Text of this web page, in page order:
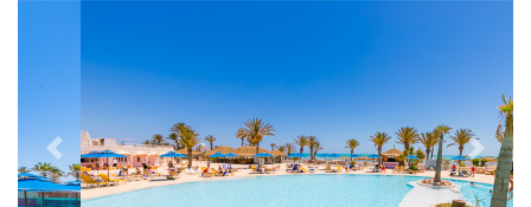
Previous Next